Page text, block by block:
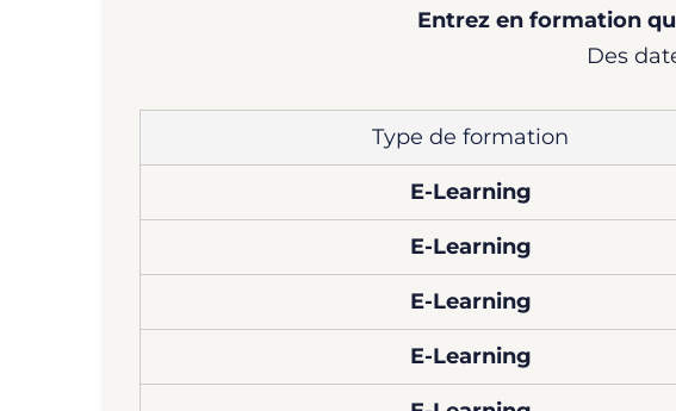
Entrez en formation
Des
Type de formation
E-Learning
E-Learning
E-Learning
E-Learning